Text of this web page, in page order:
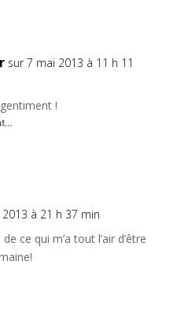
sur 7 mai 2013 à 11 h 11
!
à 21 h 37 min
ce qui m’a tout l’air d’être